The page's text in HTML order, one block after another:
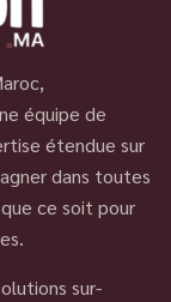
équipe de
étendue sur
dans toutes
ce soit pour
sur-